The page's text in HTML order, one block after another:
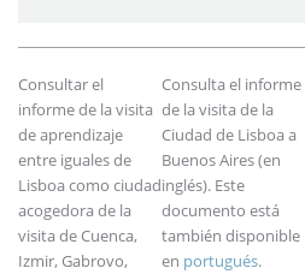
Consultar el
informe de la visita
de aprendizaje
entre iguales de
Lisboa como ciudad
acogedora de la
visita de Cuenca,
Izmir, Gabrovo,
Consulta el informe
de la visita de la
Ciudad de Lisboa a
Buenos Aires (en
inglés). Este
documento está
también disponible
en portugués.